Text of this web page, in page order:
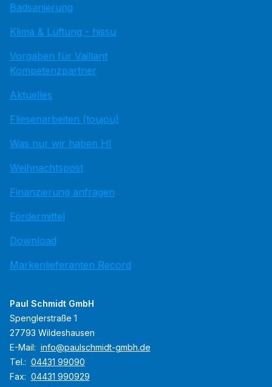
Badsanierung
Klima & Lüftung - hissu
Vorgaben für Vaillant
Kompetenzpartner
Aktuelles
Fliesenarbeiten (toujou)
Was nur wir haben HI
Weihnachtspost
Finanzierung anfragen
Fördermittel
Download
Markenlieferanten Record
Paul Schmidt GmbH
Spenglerstraße 1
27793 Wildeshausen
E-Mail: info@paulschmidt-gmbh.de
Tel.: 04431 99090
Fax: 04431 990929